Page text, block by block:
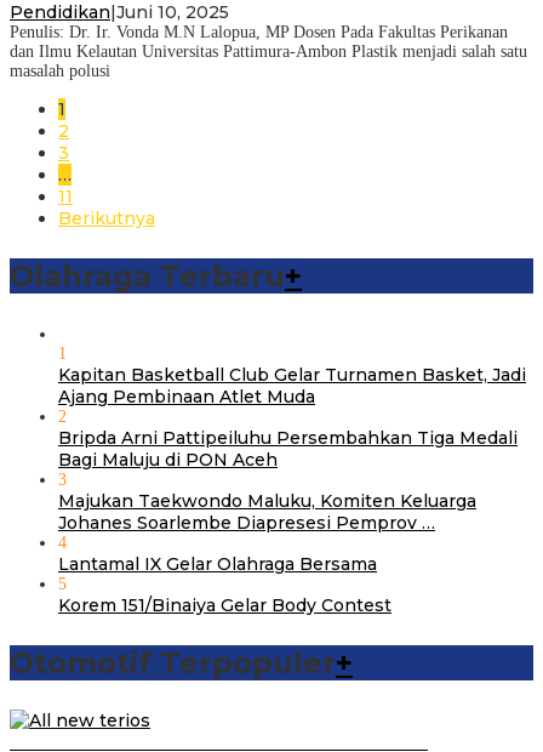
Pendidikan Juni 10, 2025
Penulis: Dr. Ir. Vonda M.N Lalopua, MP Dosen Pada Fakultas Perikanan
dan Ilmu Kelautan Universitas Pattimura-Ambon Plastik menjadi salah satu
masalah polusi
1
2
3
…
11
Berikutnya
Olahraga Terbaru+
1
Kapitan Basketball Club Gelar Turnamen Basket, Jadi
Ajang Pembinaan Atlet Muda
2
Bripda Arni Pattipeiluhu Persembahkan Tiga Medali
Bagi Maluju di PON Aceh
3
Majukan Taekwondo Maluku, Komiten Keluarga
Johanes Soarlembe Diapresesi Pemprov …
4
Lantamal IX Gelar Olahraga Bersama
5
Korem 151/Binaiya Gelar Body Contest
Otomotif Terpopuler+